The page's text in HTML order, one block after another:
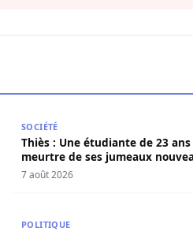
SOCIÉTÉ
Thiès : Une étudiante de 23
meurtre de ses jumeaux
7 août 2026
POLITIQUE